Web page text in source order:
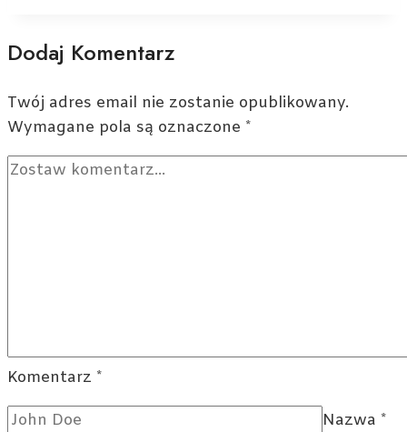
Polsce
czynniki
wpływające
na
wynagrodzenie
Dodaj Komentarz
Twój adres email nie zostanie opublikowany.
Wymagane pola są oznaczone *
Komentarz *
Nazwa *